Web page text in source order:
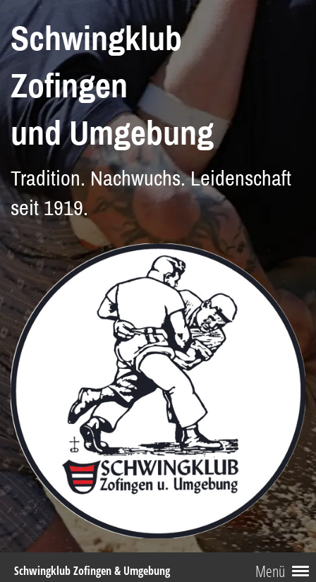
Schwingklub
Zofingen
und Umgebung
Tradition. Nachwuchs. Leidenschaft
seit 1919.
Menü
Schwingklub Zofingen & Umgebung